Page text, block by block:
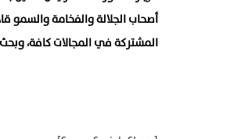
أصحاب الجلالة والفخامة والسمو
المشتركة في المجالات كافة،